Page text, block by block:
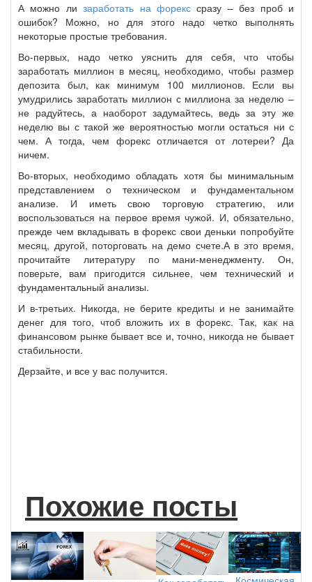
А можно лизаработать на форекс сразу – без проб и
ошибок? Можно, но для этого надо четко выполнять
некоторые простые требования.
Во-первых, надо четко уяснить для себя, что чтобы
заработать миллион в месяц, необходимо, чтобы размер
депозита был, как минимум 100 миллионов. Если вы
умудрились заработать миллион с миллиона за неделю –
не радуйтесь, а наоборот задумайтесь, ведь за эту же
неделю вы с такой же вероятностью могли остаться ни с
чем. А тогда, чем форекс отличается от лотереи? Да
ничем.
Во-вторых, необходимо обладать хотя бы минимальным
представлением о техническом и фундаментальном
анализе. И иметь свою торговую стратегию, или
воспользоваться на первое время чужой. И, обязательно,
прежде чем вкладывать в форекс свои деньки попробуйте
месяц, другой, поторговать на демо счете.А в это время,
прочитайте литературу по мани-менеджменту. Он,
поверьте, вам пригодится сильнее, чем технический и
фундаментальный анализы.
И в-третьих. Никогда, не берите кредиты и не занимайте
денег для того, чтоб вложить их в форекс. Так, как на
финансовом рынке бывает все и, точно, никогда не бывает
стабильности.
Дерзайте, и все у вас получится.
Похожие посты